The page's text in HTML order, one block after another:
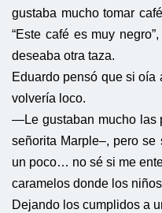
gustaba mucho tomar
“Este café es muy
deseaba otra taza.
Eduardo pensó que si
volvería loco.
—Le gustaban mucho las
señorita Marple–, pero
un poco… no sé si me
caramelos donde los
Dejando los cumplidos a